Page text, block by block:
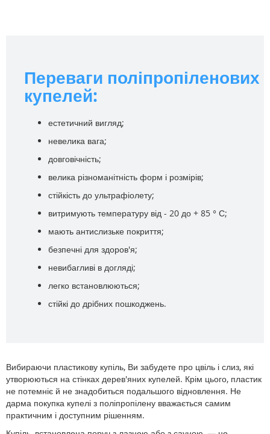
Переваги поліпропіленових
купелей:
естетичний вигляд;
невелика вага;
довговічність;
велика різноманітність форм і розмірів;
стійкість до ультрафіолету;
витримують температуру від - 20 до + 85 ° С;
мають антислизьке покриття;
безпечні для здоров'я;
невибагливі в догляді;
легко встановлюються;
стійкі до дрібних пошкоджень.
Вибираючи пластикову купіль, Ви забудете про цвіль і слиз, які
утворюються на стінках дерев'яних купелей. Крім цього, пластик
не потемніє й не знадобиться подальшого відновлення. Не
дарма покупка купелі з поліпропілену вважається самим
практичним і доступним рішенням.